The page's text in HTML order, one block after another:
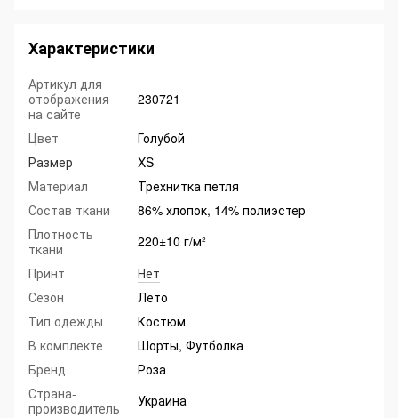
Характеристики
Артикул для
отображения
на сайте
230721
Цвет
Голубой
Размер
XS
Материал
Трехнитка петля
Состав ткани
86% хлопок, 14% полиэстер
Плотность
ткани
220±10 г/м²
Принт
Нет
Сезон
Лето
Тип одежды
Костюм
В комплекте
Шорты, Футболка
Бренд
Роза
Страна-
производитель
Украина